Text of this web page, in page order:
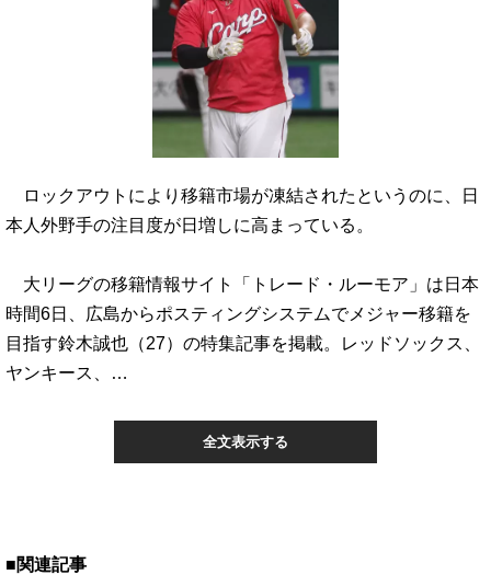
ロックアウトにより移籍市場が凍結されたというのに、日
本人外野手の注目度が日増しに高まっている。
大リーグの移籍情報サイト「トレード・ルーモア」は日本
時間6日、広島からポスティングシステムでメジャー移籍を
目指す鈴木誠也（27）の特集記事を掲載。レッドソックス、
ヤンキース、…
全文表示する
■関連記事